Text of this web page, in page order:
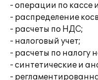
- операции по кассе
- распределение
- расчеты по НДС;
- налоговый учет;
- расчеты по налогу
- синтетические и
-